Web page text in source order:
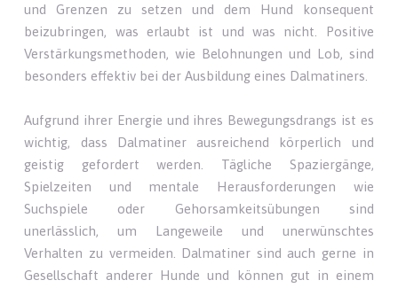
und Grenzen zu setzen und dem Hund konsequent
beizubringen, was erlaubt ist und was nicht. Positive
Verstärkungsmethoden, wie Belohnungen und Lob, sind
besonders effektiv bei der Ausbildung eines Dalmatiners.
Aufgrund ihrer Energie und ihres Bewegungsdrangs ist es
wichtig, dass Dalmatiner ausreichend körperlich und
geistig gefordert werden. Tägliche Spaziergänge,
Spielzeiten und mentale Herausforderungen wie
Suchspiele oder Gehorsamkeitsübungen sind
unerlässlich, um Langeweile und unerwünschtes
Verhalten zu vermeiden. Dalmatiner sind auch gerne in
Gesellschaft anderer Hunde und können gut in einem